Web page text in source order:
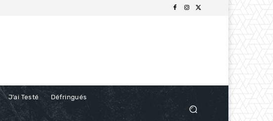
J’ai Testé Défringués